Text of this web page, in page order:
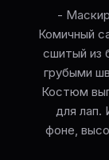
-
Комичный
сшитый из
грубыми
Костюм
для лап.
фоне,